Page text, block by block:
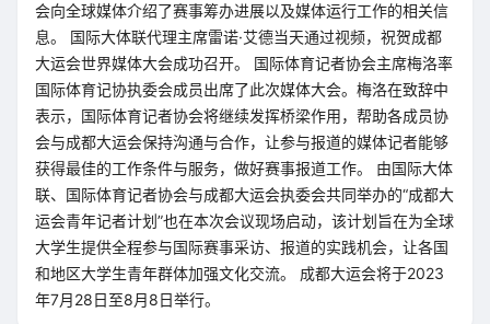
会向全球媒体介绍了赛事筹办进展以及媒体运行工作的相关信
息。 国际大体联代理主席雷诺·艾德当天通过视频，祝贺成都
大运会世界媒体大会成功召开。 国际体育记者协会主席梅洛率
国际体育记协执委会成员出席了此次媒体大会。梅洛在致辞中
表示，国际体育记者协会将继续发挥桥梁作用，帮助各成员协
会与成都大运会保持沟通与合作，让参与报道的媒体记者能够
获得最佳的工作条件与服务，做好赛事报道工作。 由国际大体
联、国际体育记者协会与成都大运会执委会共同举办的“成都大
运会青年记者计划”也在本次会议现场启动，该计划旨在为全球
大学生提供全程参与国际赛事采访、报道的实践机会，让各国
和地区大学生青年群体加强文化交流。 成都大运会将于2023
年7月28日至8月8日举行。